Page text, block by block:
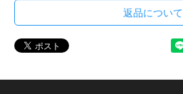
返品について